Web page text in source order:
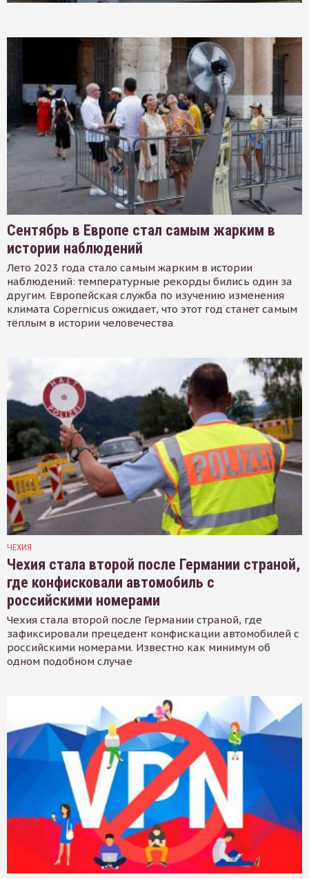
Сентябрь в Европе стал самым жарким в
истории наблюдений
Лето 2023 года стало самым жарким в истории
наблюдений: температурные рекорды бились один за
другим. Европейская служба по изучению изменения
климата Copernicus ожидает, что этот год станет самым
тёплым в истории человечества
ЧЕХИЯ
Чехия стала второй после Германии страной,
где конфисковали автомобиль с
российскими номерами
Чехия стала второй после Германии страной, где
зафиксировали прецедент конфискации автомобилей с
российскими номерами. Известно как минимум об
одном подобном случае